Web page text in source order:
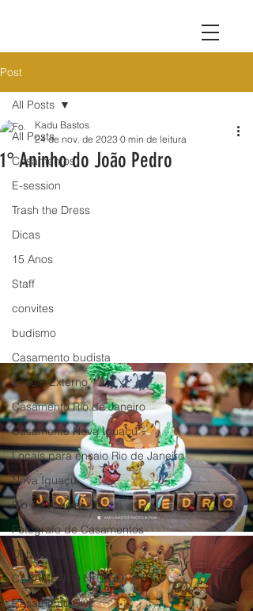
Post
All Posts
Casamentos
E-session
Trash the Dress
Dicas
15 Anos
Staff
convites
budismo
Casamento budista
Ensaio Externo
Casamento Rio de Janeiro
Casamento Nova Iguaçu
Locais para ensaio Rio de Janeiro
Nova Iguaçu
Rio de Janeiro
Fotografo de Casamentos
Debutante
CASAMENTO NITEROI
Casamento Civil
All Posts
1° Aninho do João Pedro
Kadu Bastos
24 de nov. de 2023 0 min de leitura